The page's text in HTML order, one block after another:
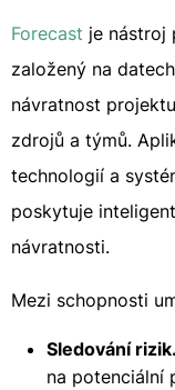
Forecast je nástroj
založený na
návratnost
zdrojů a týmů.
technologií a
poskytuje
návratnosti.
Mezi schopnosti
Sledování rizik.
na potenciální